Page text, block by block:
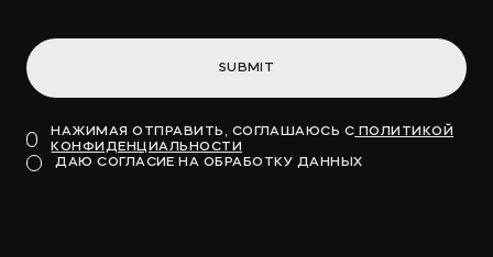
SUBMIT
НАЖИМАЯ ОТПРАВИТЬ, СОГЛАШАЮСЬ С ПОЛИТИКОЙ
КОНФИДЕНЦИАЛЬНОСТИ
ДАЮ СОГЛАСИЕ НА ОБРАБОТКУ ДАННЫХ